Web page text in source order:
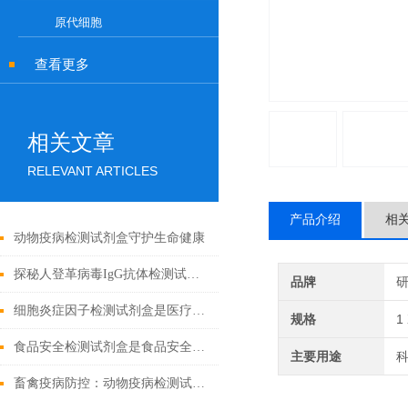
原代细胞
查看更多
相关文章
RELEVANT ARTICLES
动物疫病检测试剂盒守护生命健康
探秘人登革病毒IgG抗体检测试剂盒：科学守护健康防线
细胞炎症因子检测试剂盒是医疗的微观探索者
食品安全检测试剂盒是食品安全领域的重要工具
畜禽疫病防控：动物疫病检测试剂盒的核心作用
产品介绍 相
品牌
规格 1
主要用途